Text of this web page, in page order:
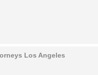
Los Angeles